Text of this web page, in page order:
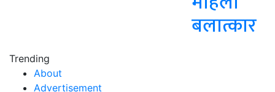
बलात्कार
Trending
About
Advertisement